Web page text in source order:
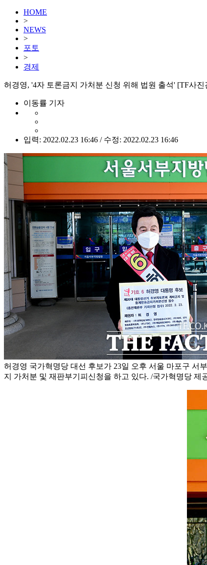
HOME
>
NEWS
>
포토
>
경제
허경영, '4자 토론금지 가처분 신청 위해 법원 출석' [TF사진
이동률 기자
입력: 2022.02.23 16:46 / 수정: 2022.02.23 16:46
허경영 국가혁명당 대선 후보가 23일 오후 서울 마포구 서
지 가처분 및 재판부기피신청을 하고 있다. /국가혁명당 제